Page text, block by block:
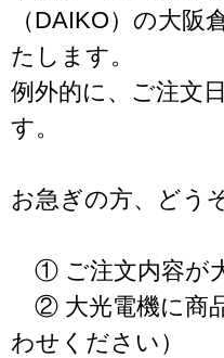
（DAIKO）の大
たします。
例外的に、ご注文
す。
お急ぎの方、どう
① ご注文内容が
② 大光電機に商
わせください）